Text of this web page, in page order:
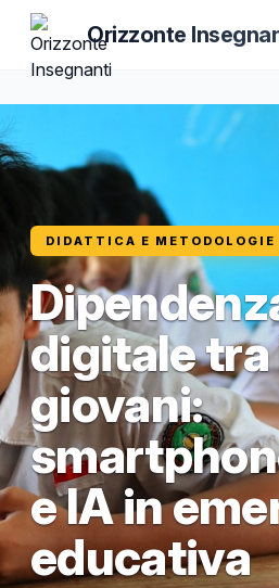
Orizzonte
DIDATTICA E METODOLOGIE
digitale tra
giovani:
e IA in
educativa